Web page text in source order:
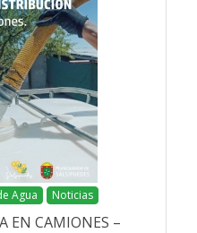
Agua Noticias
EN CAMIONES –